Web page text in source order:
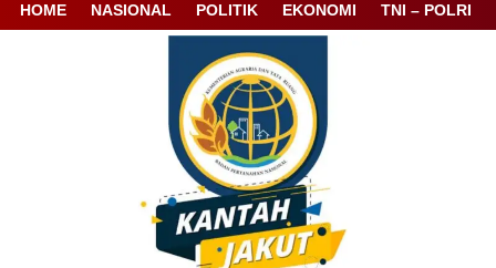
HOME NASIONAL POLITIK EKONOMI TNI – POLRI